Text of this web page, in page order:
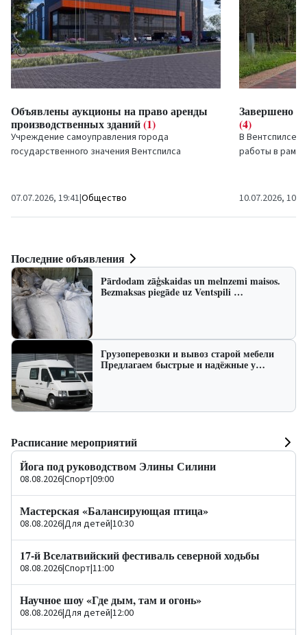
Объявлены аукционы на право аренды
производственных зданий(1)
Учреждение самоуправления города
государственного значения Вентспилса
07.07.2026, 19:41|Общество
Завершено
(4)
В Вентспилсе
работы в
10.07.2026, 10:58
Последние объявления
Pārdodam zāģskaidas un melnzemi maisos.
Bezmaksas piegāde uz Ventspili …
Грузоперевозки и вывоз старой мебели
Предлагаем быстрые и надёжные у…
Расписание мероприятий
Йога под руководством Элины Силини
08.08.2026|Спорт|09:00
Мастерская «Балансирующая птица»
08.08.2026|Для детей|10:30
17-й Вселатвийский фестиваль северной ходьбы
08.08.2026|Спорт|11:00
Научное шоу «Где дым, там и огонь»
08.08.2026|Для детей|12:00